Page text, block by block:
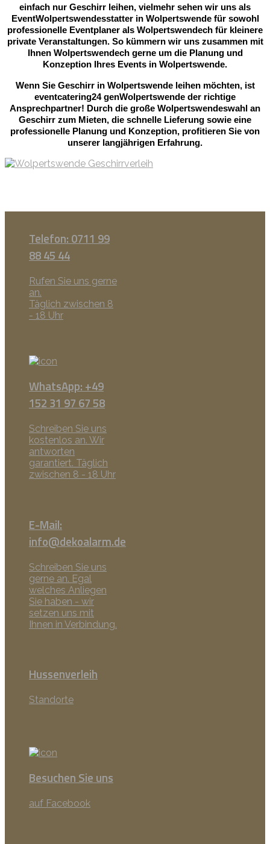
einfach nur Geschirr leihen, vielmehr sehen wir uns als
EventWolpertswendesstatter in Wolpertswende für sowohl
professionelle Eventplaner als Wolpertswendech für kleinere
private Veranstaltungen. So kümmern wir uns zusammen mit
Ihnen Wolpertswendech gerne um die Planung und
Konzeption Ihres Events in Wolpertswende.
Wenn Sie Geschirr in Wolpertswende leihen möchten, ist
eventcatering24 genWolpertswende der richtige
Ansprechpartner! Durch die große Wolpertswendeswahl an
Geschirr zum Mieten, die schnelle Lieferung sowie eine
professionelle Planung und Konzeption, profitieren Sie von
unserer langjährigen Erfahrung.
Telefon: 0711 99
88 45 44
Rufen Sie uns gerne
an.
Täglich zwischen 8
- 18 Uhr
WhatsApp: +49
152 31 97 67 58
Schreiben Sie uns
kostenlos an. Wir
antworten
garantiert. Täglich
zwischen 8 - 18 Uhr
E-Mail:
info@dekoalarm.de
Schreiben Sie uns
gerne an. Egal
welches Anliegen
Sie haben - wir
setzen uns mit
Ihnen in Verbindung.
Hussenverleih
Standorte
Besuchen Sie uns
auf Facebook